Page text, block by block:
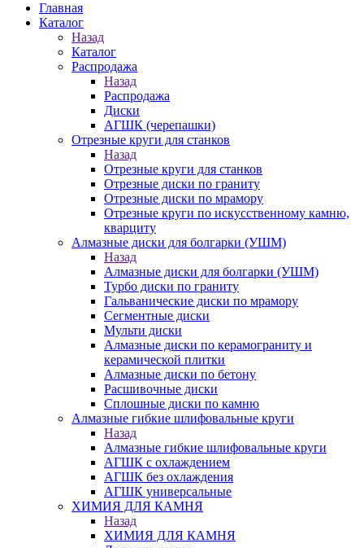
Главная
Каталог
Назад
Каталог
Распродажа
Назад
Распродажа
Диски
АГШК (черепашки)
Отрезные круги для станков
Назад
Отрезные круги для станков
Отрезные диски по граниту
Отрезные диски по мрамору
Отрезные круги по искусственному камню,
кварциту
Алмазные диски для болгарки (УШМ)
Назад
Алмазные диски для болгарки (УШМ)
Турбо диски по граниту
Гальванические диски по мрамору
Сегментные диски
Мульти диски
Алмазные диски по керамограниту и
керамической плитки
Алмазные диски по бетону
Расшивочные диски
Сплошные диски по камню
Алмазные гибкие шлифовальные круги
Назад
Алмазные гибкие шлифовальные круги
АГШК с охлаждением
АГШК без охлаждения
АГШК универсальные
ХИМИЯ ДЛЯ КАМНЯ
Назад
ХИМИЯ ДЛЯ КАМНЯ